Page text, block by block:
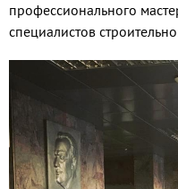
профессионального
специалистов